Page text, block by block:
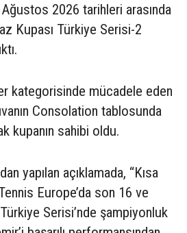
2026 tarihleri arasında
Kupası Türkiye Serisi-2
kategorisinde mücadele eden
Consolation tablosunda
kupanın sahibi oldu.
yapılan açıklamada, “Kısa
Europe’da son 16 ve
Serisi’nde şampiyonluk